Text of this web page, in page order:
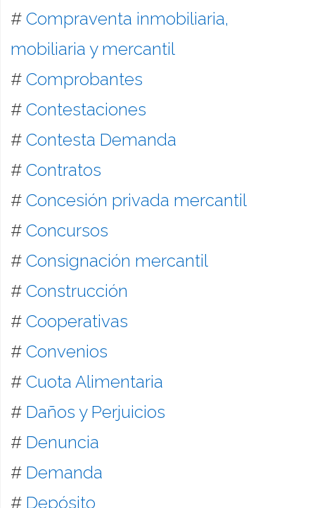
# Compraventa inmobiliaria,
mobiliaria y mercantil
# Comprobantes
# Contestaciones
# Contesta Demanda
# Contratos
# Concesión privada mercantil
# Concursos
# Consignación mercantil
# Construcción
# Cooperativas
# Convenios
# Cuota Alimentaria
# Daños y Perjuicios
# Denuncia
# Demanda
# Depósito